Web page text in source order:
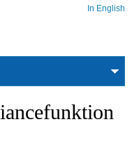
In English